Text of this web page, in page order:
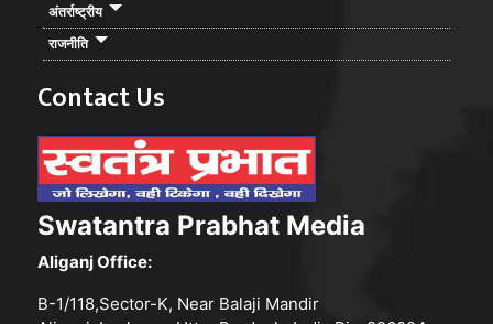
अंतर्राष्ट्रीय
राजनीति
Contact Us
Swatantra Prabhat Media
Aliganj Office:
B-1/118,Sector-K, Near Balaji Mandir